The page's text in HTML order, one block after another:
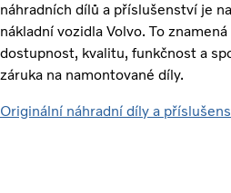
náhradních dílů a příslušenství je
nákladní vozidla Volvo. To
dostupnost, kvalitu, funkčnost a
záruka na namontované díly.
Originální náhradní díly a